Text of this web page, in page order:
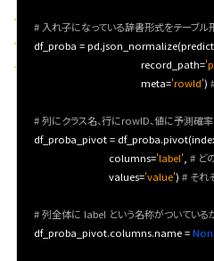
# 入れ子になっている辞書形式をテーブル
df_proba =
                                           record_path=
                                           meta=
'rowId')
# 列にクラス名、行にrowID、値に予測確
df_proba_pivot =
                               columns=
'label' # ど
                               values=
'value') # それ
# 列全体に label という名称がついている
   df_proba_pivot.columns.name =